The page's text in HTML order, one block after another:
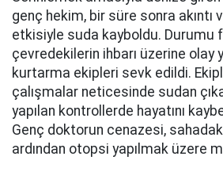
genç hekim, bir süre sonra akıntı
etkisiyle suda kayboldu. Durumu
çevredekilerin ihbarı üzerine olay
kurtarma ekipleri sevk edildi.
çalışmalar neticesinde sudan
yapılan kontrollerde hayatını
Genç doktorun cenazesi,
ardından otopsi yapılmak üzere